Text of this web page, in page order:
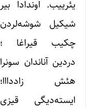
یئرییب. اوندادا بیر
شیکیل شوشه‌لردن
چکیب قیراغا ؛
دردین آناندان سونرا
هئش زاددااا؛‌
ایسته‌دیگی قیزی